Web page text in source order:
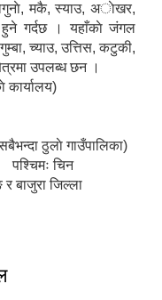
मकै, स्याउ, अाेखर,
हुने गर्दछ । यहाँकाे जंगल
च्याउ, उत्तिस, कटुकी,
उपलब्ध छन ।
कार्यालय)
ठुलाे गाउँपालिका)
पश्चिमः चिन
जिल्ला